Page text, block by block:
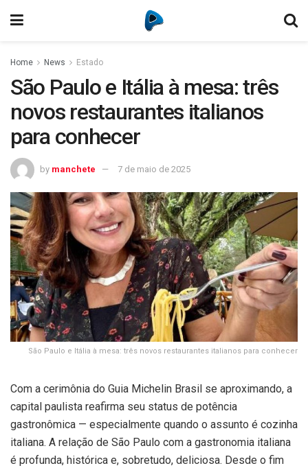
Home News Estado
São Paulo e Itália à mesa: três
novos restaurantes italianos
para conhecer
by manchete 7 de maio de 2025
São Paulo e Itália à mesa: três novos restaurantes italianos para conhecer
Com a cerimônia do Guia Michelin Brasil se aproximando, a
capital paulista reafirma seu status de potência
gastronômica — especialmente quando o assunto é cozinha
italiana. A relação de São Paulo com a gastronomia italiana
é profunda, histórica e, sobretudo, deliciosa. Desde o fim